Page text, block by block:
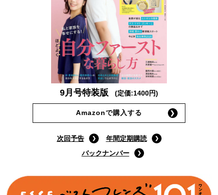
9月号特装版 (定価:1400円)
Amazonで購入する
次回予告
年間定期購読
バックナンバー